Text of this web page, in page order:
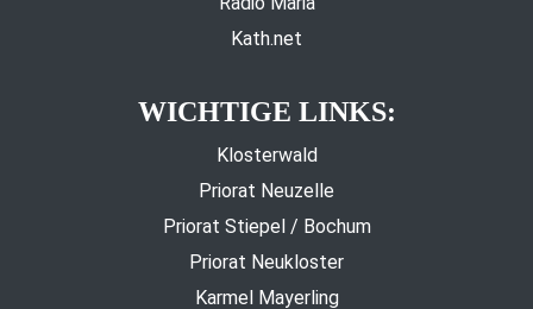
Kath.net
WICHTIGE LINKS:
Klosterwald
Priorat Neuzelle
Priorat Stiepel / Bochum
Priorat Neukloster
Karmel Mayerling